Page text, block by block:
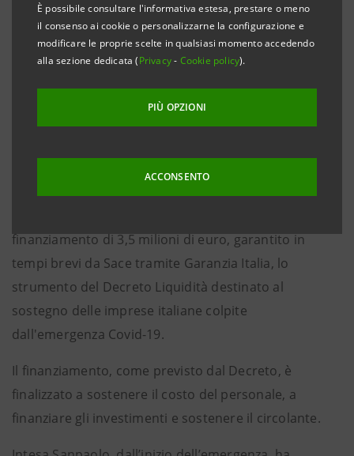
È possibile consultare l'informativa estesa, prestare o meno
il consenso ai cookie o personalizzarne la configurazione e
modificare le proprie scelte in qualsiasi momento accedendo
alla sezione dedicata (Privacy- Cookie policy).
PIÙ OPZIONI
ACCONSENTO
dall’emergenza Covid-19
Il finanziamento a Fedon è il primo finalizzato
nella provincia di Belluno con Sace
di astucci per occhiali, accessori per l’occhialeria e
finanziamento di 3,5 milioni di euro, garantito in
tempi brevi da Sace tramite Garanzia Italia, lo
strumento del Decreto Liquidità destinato al
sostegno delle imprese italiane colpite
dall'emergenza Covid-19.
Il finanziamento, come previsto dal Decreto, è
finalizzato a sostenere il costo del personale, a
finanziare gli investimenti e sostenere il circolante.